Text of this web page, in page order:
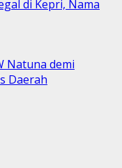
di Kepri, Nama
Natuna demi
Daerah